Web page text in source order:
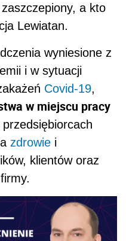
a kto
Lewiatan.
wyniesione z
i w sytuacji
Covid-19,
w miejscu pracy
przedsiębiorcach
zdrowie i
klientów oraz